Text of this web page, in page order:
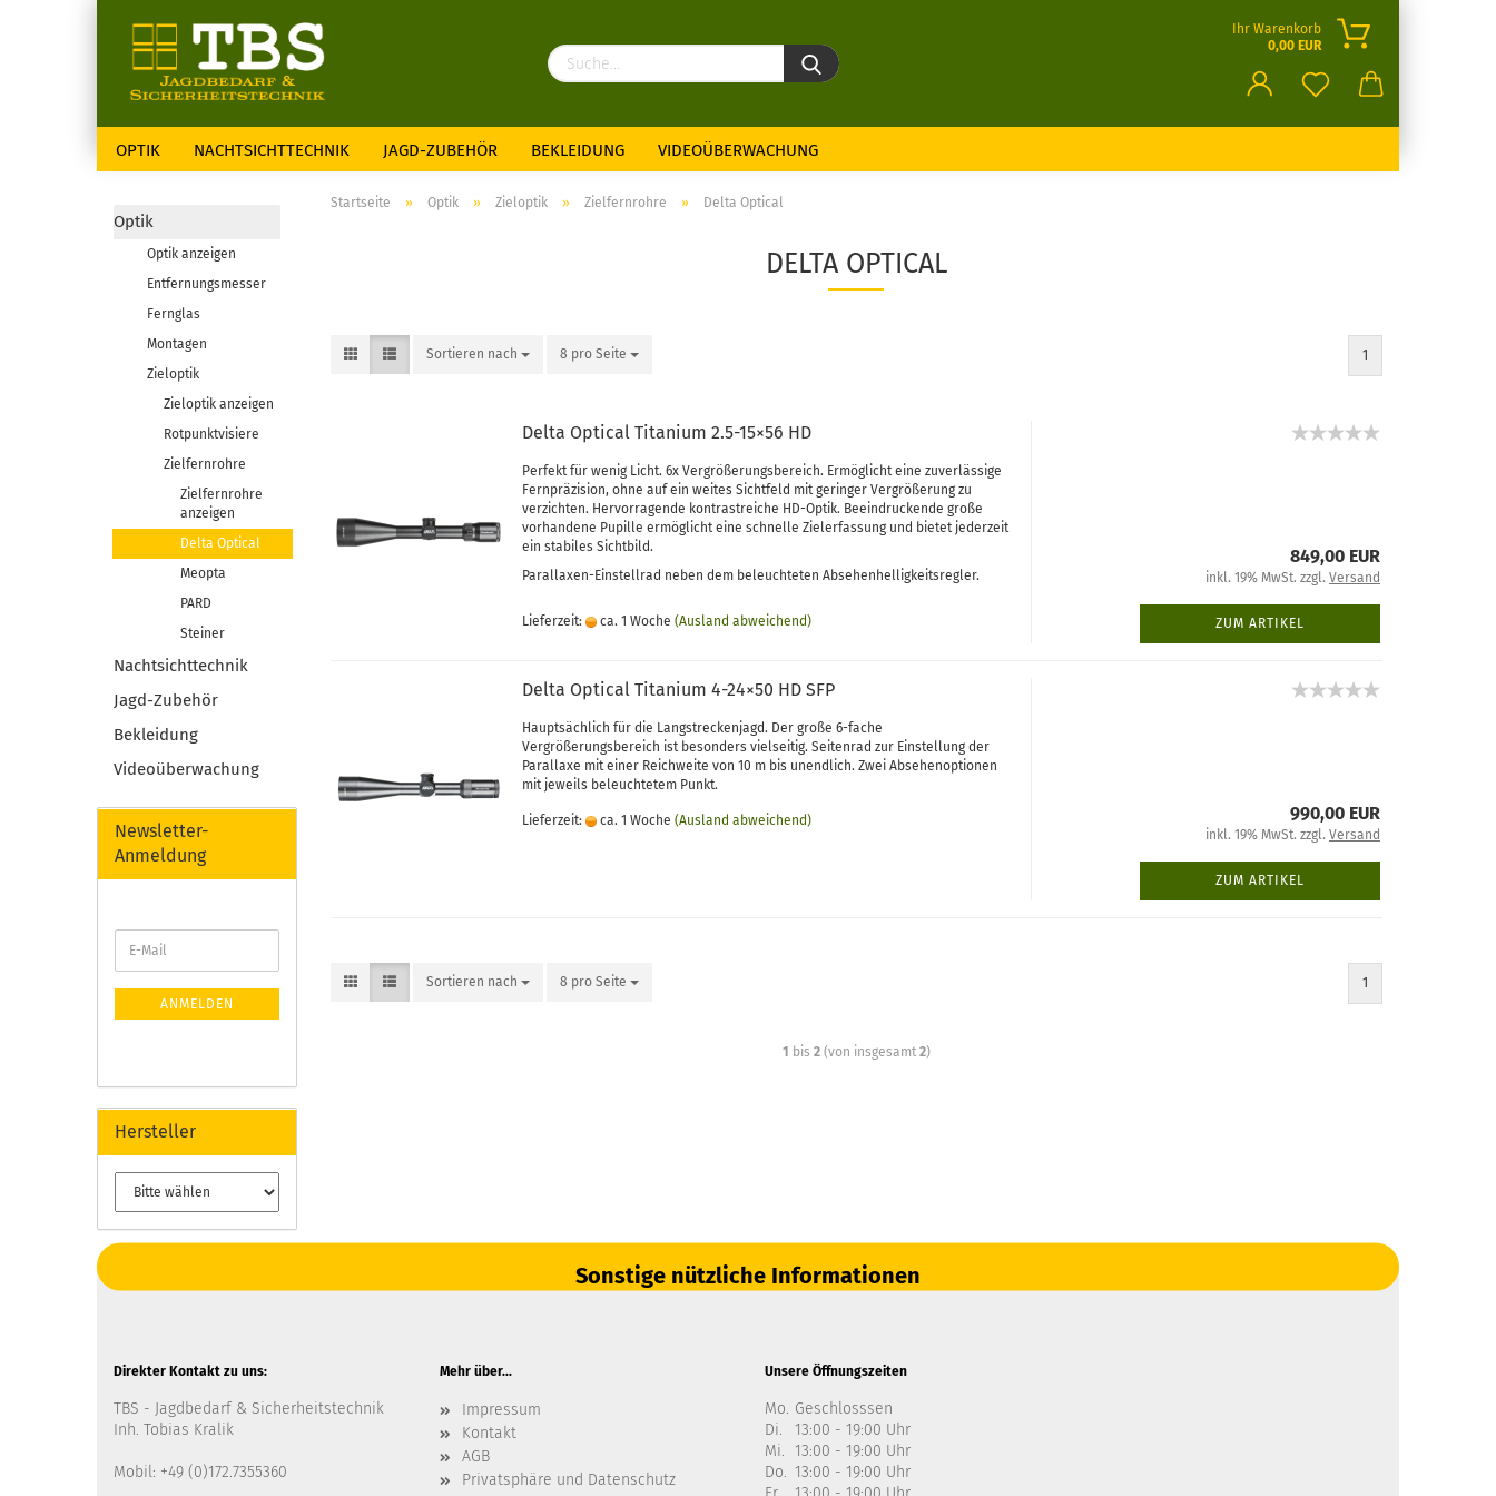
Ihr Warenkorb
0,00 EUR
OPTIK NACHTSICHTTECHNIK JAGD-ZUBEHÖR BEKLEIDUNG VIDEOÜBERWACHUNG
Startseite » Optik » Zieloptik » Zielfernrohre » Delta Optical
DELTA OPTICAL
Sortieren nach 8 pro Seite 1
Delta Optical Titanium 2.5-15×56 HD
Perfekt für wenig Licht. 6x Vergrößerungsbereich. Ermöglicht eine zuverlässige
Fernpräzision, ohne auf ein weites Sichtfeld mit geringer Vergrößerung zu
verzichten. Hervorragende kontrastreiche HD-Optik. Beeindruckende große
vorhandene Pupille ermöglicht eine schnelle Zielerfassung und bietet jederzeit
ein stabiles Sichtbild.
Parallaxen-Einstellrad neben dem beleuchteten Absehenhelligkeitsregler.
Lieferzeit: ca. 1 Woche (Ausland abweichend)
849,00 EUR
inkl. 19% MwSt. zzgl. Versand
ZUM ARTIKEL
Delta Optical Titanium 4-24×50 HD SFP
Hauptsächlich für die Langstreckenjagd. Der große 6-fache
Vergrößerungsbereich ist besonders vielseitig. Seitenrad zur Einstellung der
Parallaxe mit einer Reichweite von 10 m bis unendlich. Zwei Absehenoptionen
mit jeweils beleuchtetem Punkt.
Lieferzeit: ca. 1 Woche (Ausland abweichend) 990,00 EUR
inkl. 19% MwSt. zzgl. Versand
ZUM ARTIKEL
Sortieren nach 8 pro Seite 1
1 bis 2(von insgesamt 2)
Optik
Optik anzeigen
Entfernungsmesser
Fernglas
Montagen
Zieloptik
Zieloptik anzeigen
Rotpunktvisiere
Zielfernrohre
Zielfernrohre
anzeigen
Delta Optical
Meopta
PARD
Steiner
Nachtsichttechnik
Jagd-Zubehör
Bekleidung
Videoüberwachung
Newsletter-
Anmeldung
ANMELDEN
Hersteller
Sonstige nützliche Informationen
Direkter Kontakt zu uns:
TBS - Jagdbedarf & Sicherheitstechnik
Inh. Tobias Kralik
Mobil: +49 (0)172.7355360
Mehr über...
Impressum
Kontakt
AGB
Privatsphäre und Datenschutz
Unsere Öffnungszeiten
Mo. Geschlosssen
Di.
13:00 - 19:00 Uhr
Mi.
13:00 - 19:00 Uhr
Do. 13:00 - 19:00 Uhr